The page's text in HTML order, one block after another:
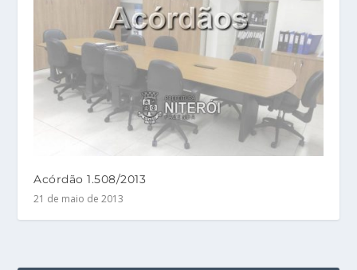
Acórdão 1.508/2013
21 de maio de 2013